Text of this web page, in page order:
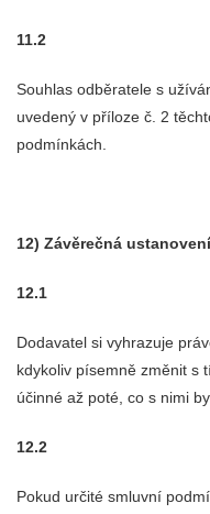
11.2
Souhlas odběratele s
uvedený v příloze č. 2
podmínkách.
12) Závěrečná ustanovení
12.1
Dodavatel si vyhrazuje
kdykoliv písemně změnit s
účinné až poté, co s nimi
12.2
Pokud určité smluvní